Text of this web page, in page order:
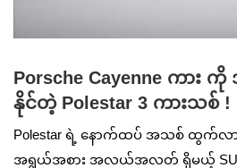
Porsche Cayenne ကား
နိုင်တဲ့ Polestar 3 ကားသစ် !
Polestar ရဲ့ နောက်ထပ် အသစ် ထွက်လ
အရွယ်အစား အလယ်အလတ် ရှိမယ့် SUV